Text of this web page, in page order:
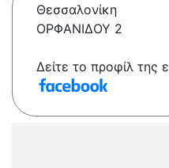
Θεσσαλονίκη
ΟΡΦΑΝΙΔΟΥ 2
Δείτε το προφίλ της